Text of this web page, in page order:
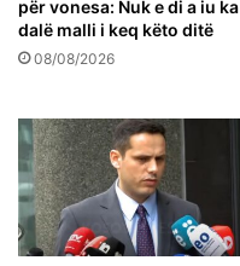
për vonesa: Nuk e di a iu ka
dalë malli i keq këto ditë
08/08/2026